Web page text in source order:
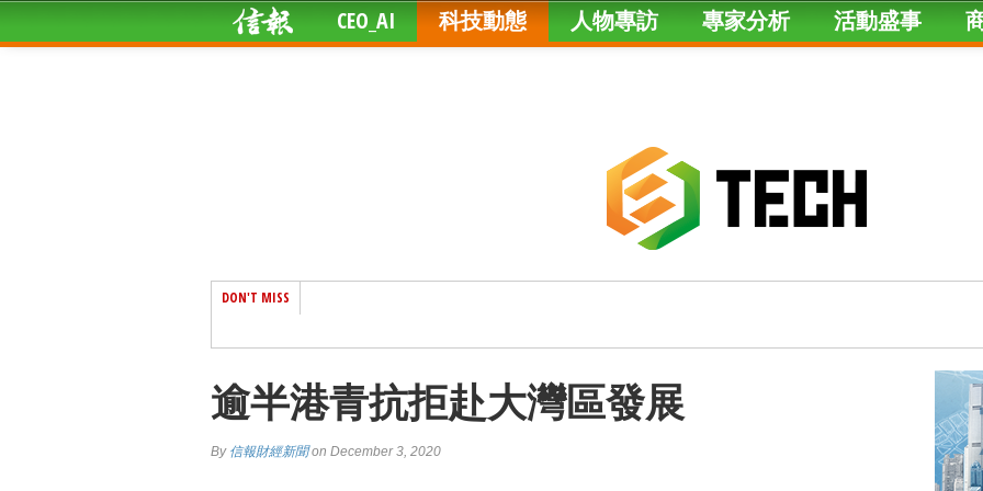
CEO_AI 科技動態 人物專訪 專家分析 活動盛事
DON'T MISS
逾半港青抗拒赴大灣區發展
By 信報財經新聞on December 3, 2020